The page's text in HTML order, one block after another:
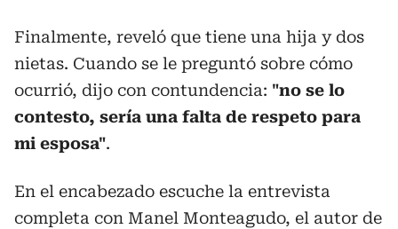
Finalmente, reveló que tiene una hija y dos
nietas. Cuando se le preguntó sobre cómo
ocurrió, dijo con contundencia: "no se lo
contesto, sería una falta de respeto para
mi esposa".
En el encabezado escuche la entrevista
completa con Manel Monteagudo, el autor de